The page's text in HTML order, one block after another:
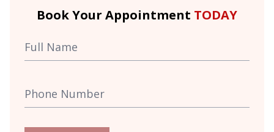
Book Your Appointment TODAY